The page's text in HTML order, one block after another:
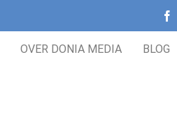
OVER DONIA MEDIA BLOG